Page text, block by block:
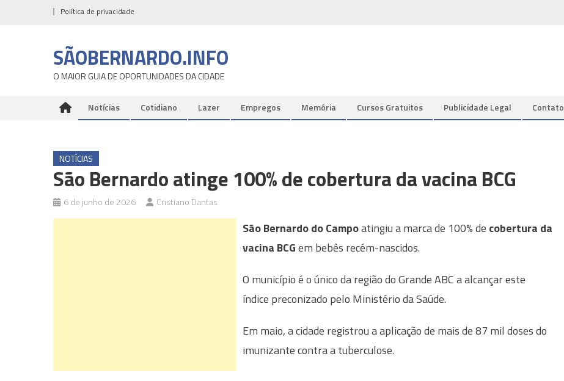
Política de privacidade
SÃOBERNARDO.INFO
O MAIOR GUIA DE OPORTUNIDADES DA CIDADE
Notícias Cotidiano Lazer Empregos Memória Cursos Gratuitos Publicidade Legal Contato
NOTÍCIAS
São Bernardo atinge 100% de cobertura da vacina BCG
6 de junho de 2026 Cristiano Dantas
São Bernardo do Campoatingiu a marca de 100% de cobertura da
vacina BCGem bebês recém-nascidos.
O município é o único da região do Grande ABC a alcançar este
índice preconizado pelo Ministério da Saúde.
Em maio, a cidade registrou a aplicação de mais de 87 mil doses do
imunizante contra a tuberculose.